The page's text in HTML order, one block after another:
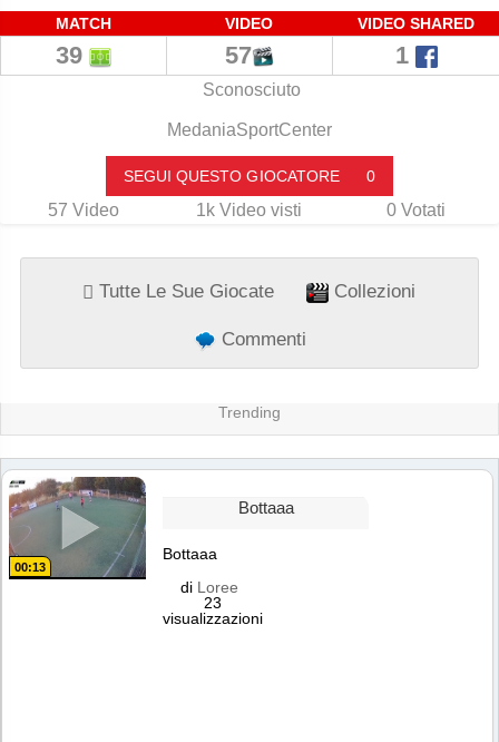
MATCH VIDEO VIDEO SHARED
39 57 1
Sconosciuto
MedaniaSportCenter
SEGUI QUESTO GIOCATORE 0
57 Video 1k Video visti 0 Votati
Tutte Le Sue Giocate Collezioni
Commenti
Trending
00:13
Bottaaa
Bottaaa
di Loree
23
visualizzazioni